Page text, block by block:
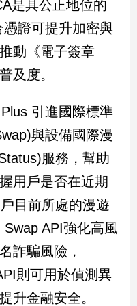
是具公正地位的
證可提升加密與
動《電子簽章
及度。
引進國際標準
與設備國際漫
服務，幫助
用戶是否在近期
目前所處的漫遊
API強化高風
詐騙風險，
則可用於偵測異
升金融安全。